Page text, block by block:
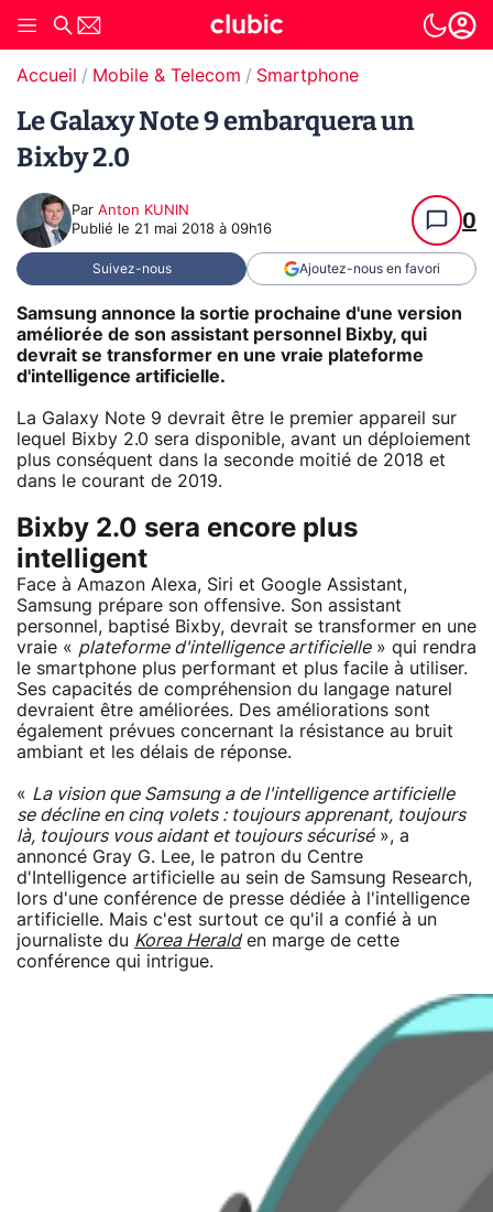
Accueil Mobile & Telecom Smartphone
Le Galaxy Note 9 embarquera un
Bixby 2.0
Par Anton KUNIN
Publié le 21 mai 2018 à 09h16 0
Suivez-nous Ajoutez-nous en favori
Samsung annonce la sortie prochaine d'une version
améliorée de son assistant personnel Bixby, qui
devrait se transformer en une vraie plateforme
d'intelligence artificielle.
La Galaxy Note 9 devrait être le premier appareil sur
lequel Bixby 2.0 sera disponible, avant un déploiement
plus conséquent dans la seconde moitié de 2018 et
dans le courant de 2019.
Bixby 2.0 sera encore plus
intelligent
Face à Amazon Alexa, Siri et Google Assistant,
Samsung prépare son offensive. Son assistant
personnel, baptisé Bixby, devrait se transformer en une
vraie « plateforme d'intelligence artificielle» qui rendra
le smartphone plus performant et plus facile à utiliser.
Ses capacités de compréhension du langage naturel
devraient être améliorées. Des améliorations sont
également prévues concernant la résistance au bruit
ambiant et les délais de réponse.
« La vision que Samsung a de l'intelligence artificielle
se décline en cinq volets : toujours apprenant, toujours
là, toujours vous aidant et toujours sécurisé», a
annoncé Gray G. Lee, le patron du Centre
d'Intelligence artificielle au sein de Samsung Research,
lors d'une conférence de presse dédiée à l'intelligence
artificielle. Mais c'est surtout ce qu'il a confié à un
journaliste du Korea Heralden marge de cette
conférence qui intrigue.